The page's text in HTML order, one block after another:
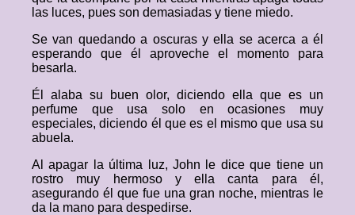
las luces, pues son demasiadas y tiene miedo.
Se van quedando a oscuras y ella se acerca a él
esperando que él aproveche el momento para
besarla.
Él alaba su buen olor, diciendo ella que es un
perfume que usa solo en ocasiones muy
especiales, diciendo él que es el mismo que usa su
abuela.
Al apagar la última luz, John le dice que tiene un
rostro muy hermoso y ella canta para él,
asegurando él que fue una gran noche, mientras le
da la mano para despedirse.